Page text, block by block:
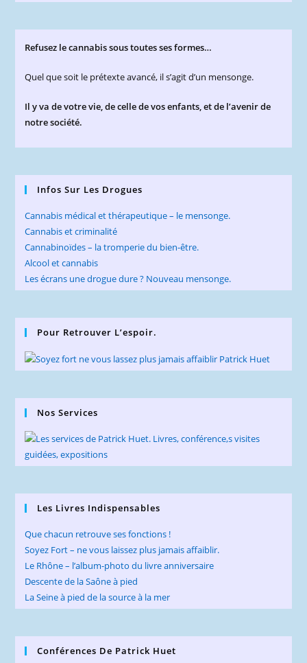
Refusez le cannabis sous toutes ses formes…
Quel que soit le prétexte avancé, il s’agit d’un mensonge.
Il y va de votre vie, de celle de vos enfants, et de l’avenir de
notre société.
Infos Sur Les Drogues
Cannabis médical et thérapeutique – le mensonge.
Cannabis et criminalité
Cannabinoïdes – la tromperie du bien-être.
Alcool et cannabis
Les écrans une drogue dure ? Nouveau mensonge.
Pour Retrouver L’espoir.
Nos Services
Les Livres Indispensables
Que chacun retrouve ses fonctions !
Soyez Fort – ne vous laissez plus jamais affaiblir.
Le Rhône – l’album-photo du livre anniversaire
Descente de la Saône à pied
La Seine à pied de la source à la mer
Conférences De Patrick Huet